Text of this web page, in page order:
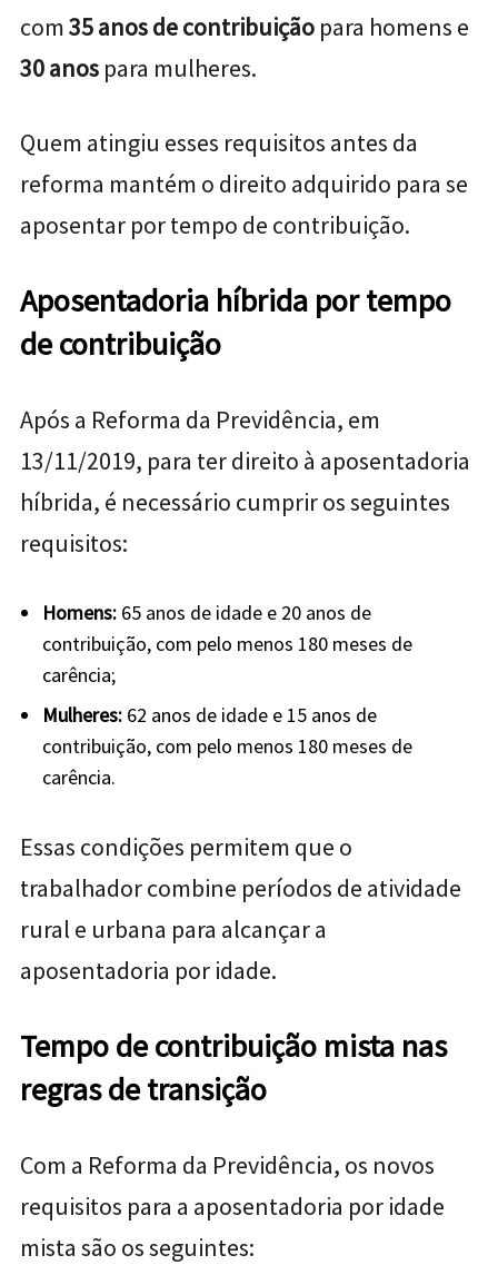
com35 anos de contribuição para homens e
30 anos para mulheres.
Quem atingiu esses requisitos antes da
reforma mantém o direito adquirido para se
aposentar por tempo de contribuição.
Aposentadoria híbrida por tempo
de contribuição
Após a Reforma da Previdência, em
13/11/2019, para ter direito à aposentadoria
híbrida, é necessário cumprir os seguintes
requisitos:
Homens: 65 anos de idade e 20 anos de
contribuição, com pelo menos 180 meses de
carência;
Mulheres: 62 anos de idade e 15 anos de
contribuição, com pelo menos 180 meses de
carência.
Essas condições permitem que o
trabalhador combine períodos de atividade
rural e urbana para alcançar a
aposentadoria por idade.
Tempo de contribuição mista nas
regras de transição
Com a Reforma da Previdência, os novos
requisitos para a aposentadoria por idade
mista são os seguintes: